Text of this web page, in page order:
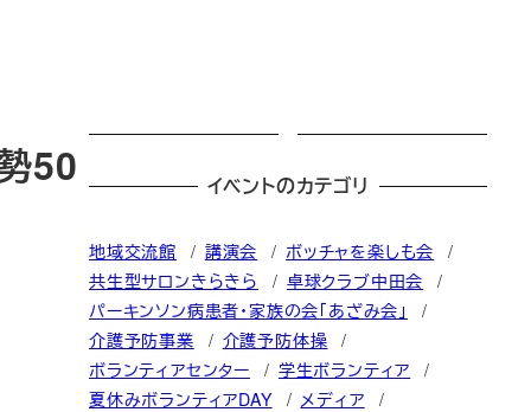
50
イベントのカテゴリ
地域交流館 講演会
ボッチャを楽しも会
共生型サロンきらきら
卓球クラブ中田会
パーキンソン病患者・家族の会「あざみ会」
介護予防事業
介護予防体操
ボランティアセンター
学生ボランティア
夏休みボランティアDAY
メディア